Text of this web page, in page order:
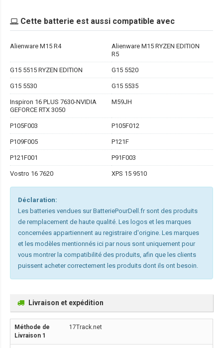
Cette batterie est aussi compatible avec
Alienware M15 R4
Alienware M15 RYZEN EDITION
R5
G15 5515 RYZEN EDITION G15 5520
G15 5530 G15 5535
Inspiron 16 PLUS 7630-NVIDIA
GEFORCE RTX 3050
M59JH
P105F003 P105F012
P109F005 P121F
P121F001 P91F003
Vostro 16 7620 XPS 15 9510
Déclaration:
Les batteries vendues sur BatteriePourDell.fr sont des produits
de remplacement de haute qualité. Les logos et les marques
concernées appartiennent au registraire d'origine. Les marques
et les modèles mentionnés ici par nous sont uniquement pour
vous montrer la compatibilité des produits, afin que les clients
puissent acheter correctement les produits dont ils ont besoin.
Livraison et expédition
17Track.net